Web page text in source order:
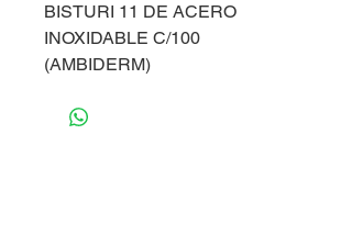
BISTURI 11 DE ACERO
INOXIDABLE C/100
(AMBIDERM)